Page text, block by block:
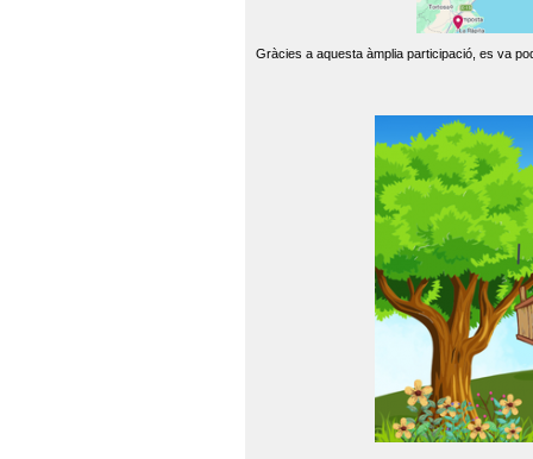
Gràcies a aquesta àmplia participació, es va